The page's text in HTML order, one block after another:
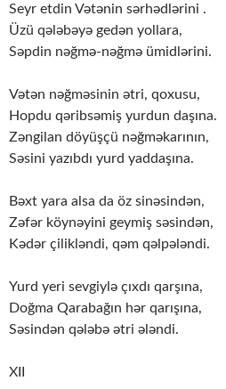
Seyr etdin Vətənin sərhədlərini .
Üzü qələbəyə gedən yollara,
Səpdin nəğmə-nəğmə ümidlərini.
Vətən nəğməsinin ətri, qoxusu,
Hopdu qəribsəmiş yurdun daşına.
Zəngilan döyüşçü nəğməkarının,
Səsini yazıbdı yurd yaddaşına.
Bəxt yara alsa da öz sinəsindən,
Zəfər köynəyini geymiş səsindən,
Kədər çilikləndi, qəm qəlpələndi.
Yurd yeri sevgiylə çıxdı qarşına,
Doğma Qarabağın hər qarışına,
Səsindən qələbə ətri ələndi.
XII